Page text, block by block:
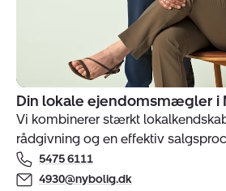
Indehavere
af
ejendomsmægler
Nybolig
Maribo
Din lokale ejendomsmægler i
Vi kombinerer stærkt
rådgivning og en effektiv
5475 6111
4930@nybolig.dk